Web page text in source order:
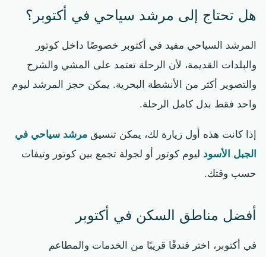
هل تحتاج إلى مرشد سياحي في أكتوبر؟
المرشد السياحي مفيد في أكتوبر خصوصًا داخل كوتور
والبلدات القديمة، لأن الرحلة تعتمد على المشي والشرح
والتصوير أكثر من الأنشطة البحرية. يمكن حجز المرشد ليوم
واحد فقط بدل كامل الرحلة.
إذا كانت هذه أول زيارة لك، يمكن تنسيق مرشد سياحي في
الجبل الأسود ليوم كوتور أو لجولة تجمع بين كوتور وتيفات
حسب وقتك.
أفضل مناطق السكن في أكتوبر
في أكتوبر، اختر فندقًا قريبًا من الخدمات والمطاعم